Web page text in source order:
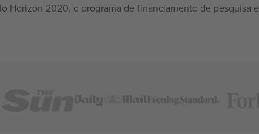
Horizon 2020, o programa de financiamento de pesquisa e